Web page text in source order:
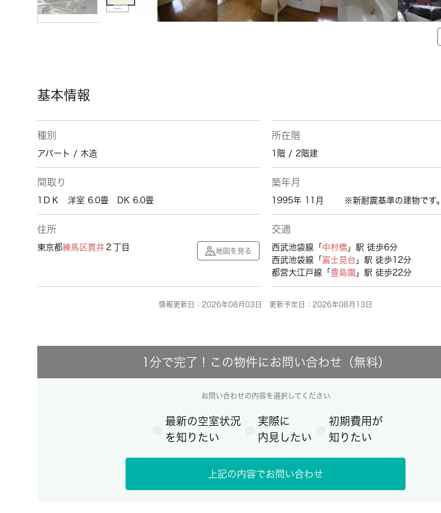
基本情報
種別
アパート / 木造
所在階
1階 / 2階建
間取り
1ＤＫ 洋室 6.0畳 DK 6.0畳
築年月
1995年 11月 ※新耐震基準の建物です。
住所
東京都練馬区貫井 ２丁目 地図を見る
交通
西武池袋線「 中村橋 」駅 徒歩6分
西武池袋線「 富士見台 」駅 徒歩12分
都営大江戸線「 豊島園 」駅 徒歩22分
情報更新日：2026年08月03日 更新予定日：2026年08月13日
1分で完了！この物件にお問い合わせ（無料）
お問い合わせの内容を選択してください
最新の空室状況
を知りたい
実際に
内見したい
初期費用が
知りたい
上記の内容でお問い合わせ